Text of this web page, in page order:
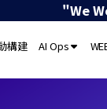
"We
構建 AI Ops